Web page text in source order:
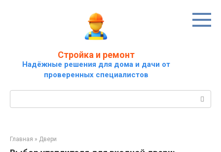
Стройка и ремонт
Надёжные решения для дома и дачи от
проверенных специалистов
Главная » Двери